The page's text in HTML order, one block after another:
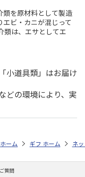
を原材料として製造
ビ・カニが混じって
類は、エサとしてエ
小道具類」はお届け
どの環境により、実
要・香典返し 選べるギフ
・お返し 法要・香典返し
通販 お祝い・贈りもの
ホーム ギフト通販 お
ホーム ネ
質問